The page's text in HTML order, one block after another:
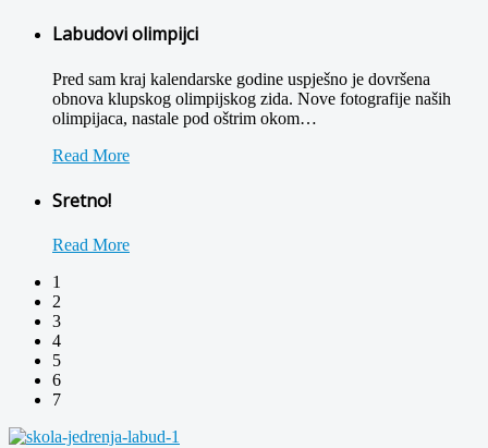
Labudovi olimpijci
Pred sam kraj kalendarske godine uspješno je dovršena
obnova klupskog olimpijskog zida. Nove fotografije naših
olimpijaca, nastale pod oštrim okom…
Read More
Sretno!
Read More
1
2
3
4
5
6
7